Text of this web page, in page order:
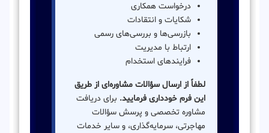
درخواست همکاری
شکایات و انتقادات
بازرسی‌ها و بررسی‌های رسمی
ارتباط با مدیریت
فرایندهای استخدام
لطفاً از ارسال سؤالات مشاوره‌ای از طریق
این فرم خودداری فرمایید. برای دریافت
مشاوره تخصصی و پرسش سؤالات
مهاجرتی، سرمایه‌گذاری، و سایر خدمات